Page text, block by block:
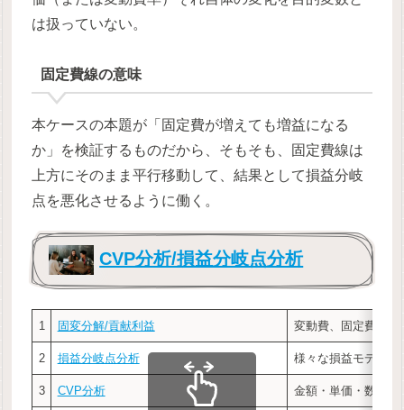
は扱っていない。
固定費線の意味
本ケースの本題が「固定費が増えても増益になる
か」を検証するものだから、そもそも、固定費線は
上方にそのまま平行移動して、結果として損益分岐
点を悪化させるように働く。
CVP分析/損益分岐点分析
1 固変分解/貢献利益 変動費、固定費、貢
2 損益分岐点分析 様々な損益モデルで
3 CVP分析 金額・単価・数量を